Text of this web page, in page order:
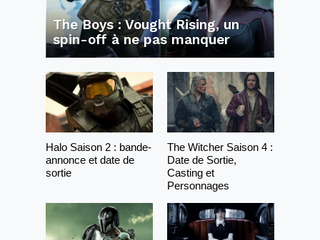
The Boys : Vought Rising, un
spin-off à ne pas manquer
Halo Saison 2 : bande-
annonce et date de
sortie
The Witcher Saison 4 :
Date de Sortie,
Casting et
Personnages